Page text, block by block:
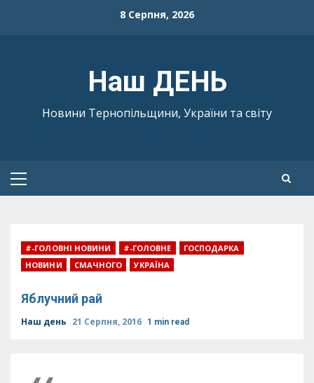
8 Серпня, 2026
Наш ДЕНЬ
Новини Тернопільщини, України та світу
Primary
#-ГОЛОВНІ НОВИНИ #-ГОЛОВНЕ
ГОСПОДАРКА
НОВИНИ
СМАЧНОГО УКРАЇНА
Яблучний рай
Наш день 21 Серпня, 2016 1 min read